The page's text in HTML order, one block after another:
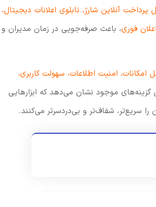
پرداخت آنلاین شارژ، تابلوی اعلانات دیجیتال،
فوری، باعث صرفه‌جویی در زمان مدیران و
امنیت اطلاعات، سهولت کاربری،
موجود نشان می‌دهد که ابزارهایی
سریع‌تر، شفاف‌تر و بی‌دردسرتر می‌کنند.